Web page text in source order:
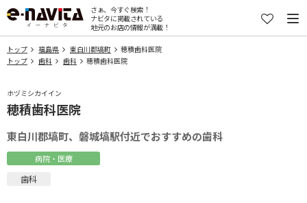
さぁ、今すぐ検索！
ナビタに掲載されている
地元のお店の情報が満載！
トップ 福島県 東白川郡塙町
穂積歯科医院
トップ
歯科 歯科 穂積歯科医院
ホヅミシカイイン
穂積歯科医院
東白川郡塙町、磐城塙駅付近でおすすめの歯科
病院・医療
歯科